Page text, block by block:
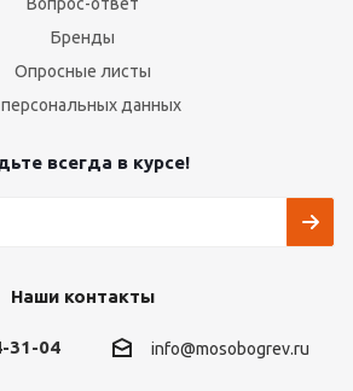
Бренды
Опросные листы
данных
всегда в курсе!
Наши контакты
31-04 info@mosobogrev.ru